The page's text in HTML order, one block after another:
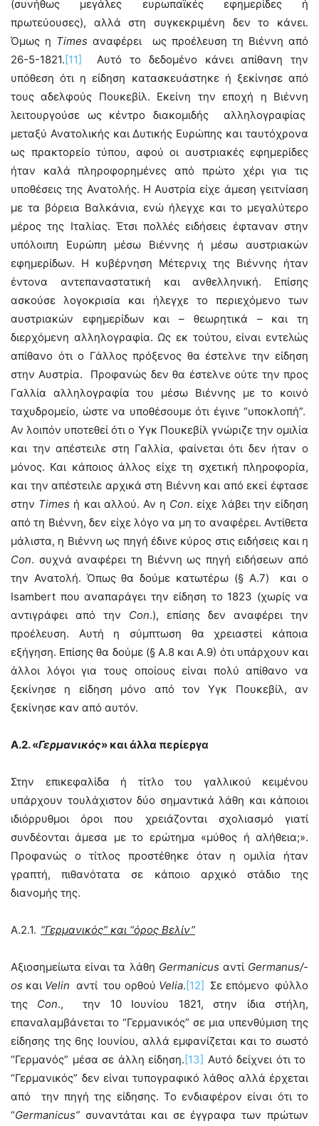
(συνήθως μεγάλες ευρωπαϊκές εφημερίδες ή
πρωτεύουσες), αλλά στη συγκεκριμένη δεν το κάνει.
Όμως η Times αναφέρει ως προέλευση τη Βιέννη από
26-5-1821. [11]
Αυτό το δεδομένο κάνει απίθανη την
υπόθεση ότι η είδηση κατασκευάστηκε ή ξεκίνησε από
τους αδελφούς Πουκεβίλ. Εκείνη την εποχή η Βιέννη
λειτουργούσε ως κέντρο διακομιδής αλληλογραφίας
μεταξύ Ανατολικής και Δυτικής Ευρώπης και ταυτόχρονα
ως πρακτορείο τύπου, αφού οι αυστριακές εφημερίδες
ήταν καλά πληροφορημένες από πρώτο χέρι για τις
υποθέσεις της Ανατολής. Η Αυστρία είχε άμεση γειτνίαση
με τα βόρεια Βαλκάνια, ενώ ήλεγχε και το μεγαλύτερο
μέρος της Ιταλίας. Έτσι πολλές ειδήσεις έφταναν στην
υπόλοιπη Ευρώπη μέσω Βιέννης ή μέσω αυστριακών
εφημερίδων. Η κυβέρνηση Μέτερνιχ της Βιέννης ήταν
έντονα αντεπαναστατική και ανθελληνική. Επίσης
ασκούσε λογοκρισία και ήλεγχε το περιεχόμενο των
αυστριακών εφημερίδων και – θεωρητικά – και τη
διερχόμενη αλληλογραφία. Ως εκ τούτου, είναι εντελώς
απίθανο ότι ο Γάλλος πρόξενος θα έστελνε την είδηση
στην Αυστρία. Προφανώς δεν θα έστελνε ούτε την προς
Γαλλία αλληλογραφία του μέσω Βιέννης με το κοινό
ταχυδρομείο, ώστε να υποθέσουμε ότι έγινε “υποκλοπή”.
Αν λοιπόν υποτεθεί ότι ο Υγκ Πουκεβίλ γνώριζε την ομιλία
και την απέστειλε στη Γαλλία, φαίνεται ότι δεν ήταν ο
μόνος. Και κάποιος άλλος είχε τη σχετική πληροφορία,
και την απέστειλε αρχικά στη Βιέννη και από εκεί έφτασε
στην Times ή και αλλού. Αν η Con. είχε λάβει την είδηση
από τη Βιέννη, δεν είχε λόγο να μη το αναφέρει. Αντίθετα
μάλιστα, η Βιέννη ως πηγή έδινε κύρος στις ειδήσεις και η
Con. συχνά αναφέρει τη Βιέννη ως πηγή ειδήσεων από
την Ανατολή. Όπως θα δούμε κατωτέρω (§ A.7) και ο
Isambert που αναπαράγει την είδηση το 1823 (χωρίς να
αντιγράφει από την Con.), επίσης δεν αναφέρει την
προέλευση. Αυτή η σύμπτωση θα χρειαστεί κάποια
εξήγηση. Επίσης θα δούμε (§ Α.8 και Α.9) ότι υπάρχουν και
άλλοι λόγοι για τους οποίους είναι πολύ απίθανο να
ξεκίνησε η είδηση μόνο από τον Υγκ Πουκεβίλ, αν
ξεκίνησε καν από αυτόν.
Α.2. «Γερμανικός» και άλλα περίεργα
Στην επικεφαλίδα ή τίτλο του γαλλικού κειμένου
υπάρχουν τουλάχιστον δύο σημαντικά λάθη και κάποιοι
ιδιόρρυθμοι όροι που χρειάζονται σχολιασμό γιατί
συνδέονται άμεσα με το ερώτημα «μύθος ή αλήθεια;».
Προφανώς ο τίτλος προστέθηκε όταν η ομιλία ήταν
γραπτή, πιθανότατα σε κάποιο αρχικό στάδιο της
διανομής της.
Α.2.1. “Γερμανικός” και “όρος Βελίν”
Αξιοσημείωτα είναι τα λάθη Germanicus αντί Germanus/-
os και Velin αντί του ορθού Velia. [12] Σε επόμενο φύλλο
της Con., την 10 Ιουνίου 1821, στην ίδια στήλη,
επαναλαμβάνεται το “Γερμανικός” σε μια υπενθύμιση της
είδησης της 6ης Ιουνίου, αλλά εμφανίζεται και το σωστό
“Γερμανός” μέσα σε άλλη είδηση. [13] Αυτό δείχνει ότι το
“Γερμανικός” δεν είναι τυπογραφικό λάθος αλλά έρχεται
από την πηγή της είδησης. Το ενδιαφέρον είναι ότι το
“Germanicus” συναντάται και σε έγγραφα των πρώτων